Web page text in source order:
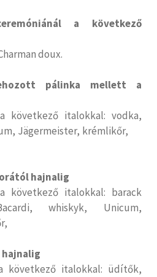
a következő
doux.
pálinka mellett a
következő italokkal: vodka,
Jägermeister, krémlikőr,
hajnalig
következő italokkal: barack
whiskyk, Unicum,
következő italokkal: üdítők,